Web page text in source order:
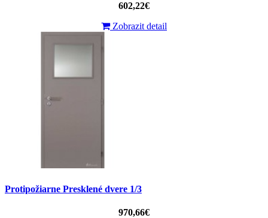
602,22€
Zobrazit detail
Protipožiarne Presklené dvere 1/3
970,66€